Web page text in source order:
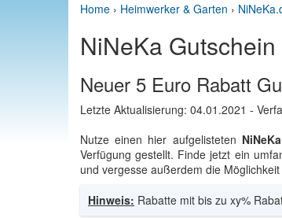
Home › Heimwerker & Garten ›
NiNeKa Gutschein
Neuer 5 Euro Rabatt
Letzte Aktualisierung: 04.01.2021 -
Nutze einen hier aufgelisteten
Verfügung gestellt. Finde jetzt ein
und vergesse außerdem die
Hinweis: Rabatte mit bis zu xy%